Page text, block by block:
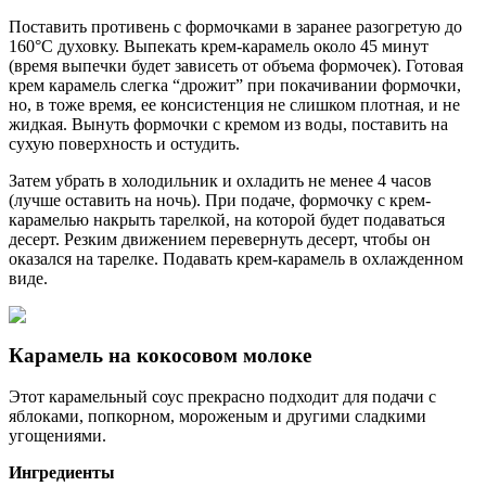
Поставить противень с формочками в заранее разогретую до
160°C духовку. Выпекать крем-карамель около 45 минут
(время выпечки будет зависеть от объема формочек). Готовая
крем карамель слегка “дрожит” при покачивании формочки,
но, в тоже время, ее консистенция не слишком плотная, и не
жидкая. Вынуть формочки с кремом из воды, поставить на
сухую поверхность и остудить.
Затем убрать в холодильник и охладить не менее 4 часов
(лучше оставить на ночь). При подаче, формочку с крем-
карамелью накрыть тарелкой, на которой будет подаваться
десерт. Резким движением перевернуть десерт, чтобы он
оказался на тарелке. Подавать крем-карамель в охлажденном
виде.
Карамель на кокосовом молоке
Этот карамельный соус прекрасно подходит для подачи с
яблоками, попкорном, мороженым и другими сладкими
угощениями.
Ингредиенты